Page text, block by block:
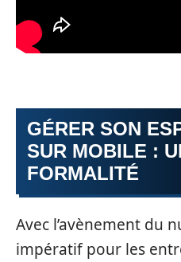
GÉRER SON
SUR MOBILE :
FORMALITÉ
Avec l’avènement du
impératif pour les